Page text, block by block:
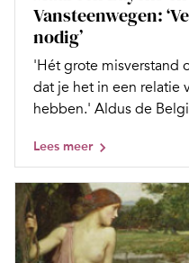
Vansteenwegen:
nodig’
'Hét grote misverstand
dat je het in een relatie
hebben.' Aldus de
Lees meer